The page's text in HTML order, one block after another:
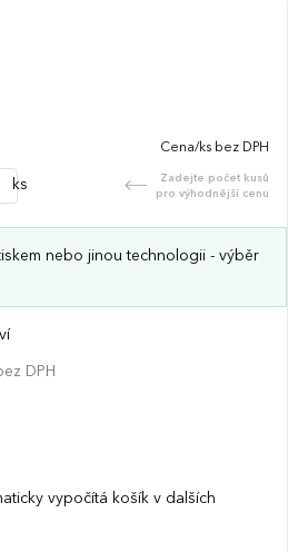
Cena/ks bez DPH
ks
Zadejte počet kusů
pro výhodnější cenu
nebo jinou technologii - výběr
DPH
vypočítá košík v dalších